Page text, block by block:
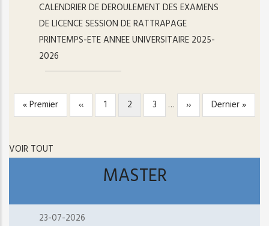
CALENDRIER DE DEROULEMENT DES EXAMENS
DE LICENCE SESSION DE RATTRAPAGE
PRINTEMPS-ETE ANNEE UNIVERSITAIRE 2025-
2026
PAGINATION
Première
page
« Premier
Page
précédente
‹‹ Page
1
Page
courante
2 Page
3 …
Page
suivante
››
Dernière
page
Dernier »
VOIR TOUT
MASTER
23-07-2026